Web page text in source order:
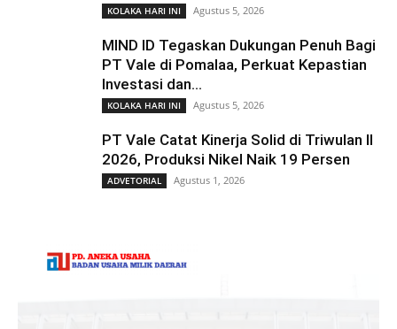
KOLAKA HARI INI Agustus 5, 2026
MIND ID Tegaskan Dukungan Penuh Bagi
PT Vale di Pomalaa, Perkuat Kepastian
Investasi dan...
KOLAKA HARI INI Agustus 5, 2026
PT Vale Catat Kinerja Solid di Triwulan II
2026, Produksi Nikel Naik 19 Persen
ADVETORIAL Agustus 1, 2026